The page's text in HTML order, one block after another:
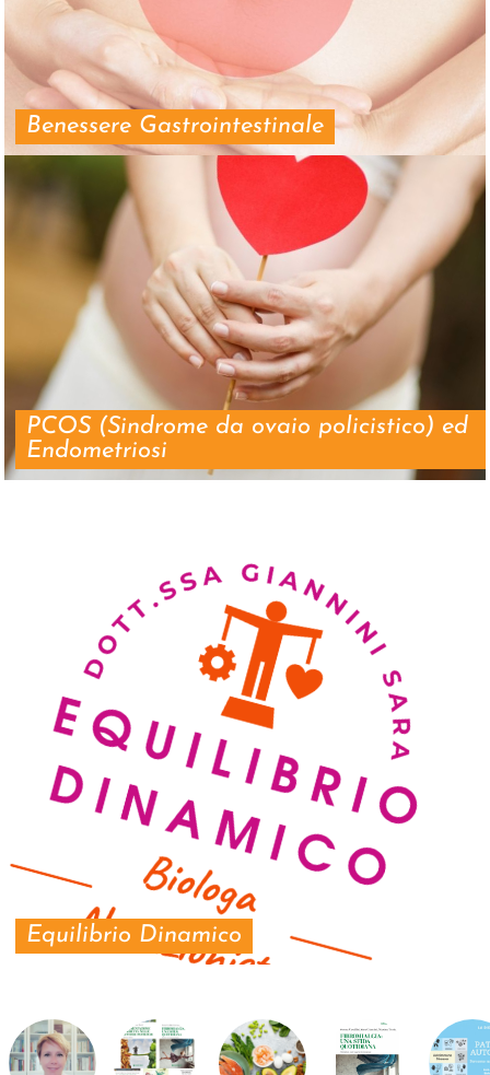
Benessere Gastrointestinale
PCOS (Sindrome da ovaio policistico) ed
Endometriosi
Equilibrio Dinamico